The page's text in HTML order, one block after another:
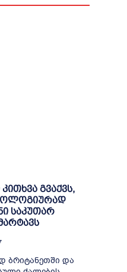
გვაქვს,
საკუთარ
ბრიტანეთში და